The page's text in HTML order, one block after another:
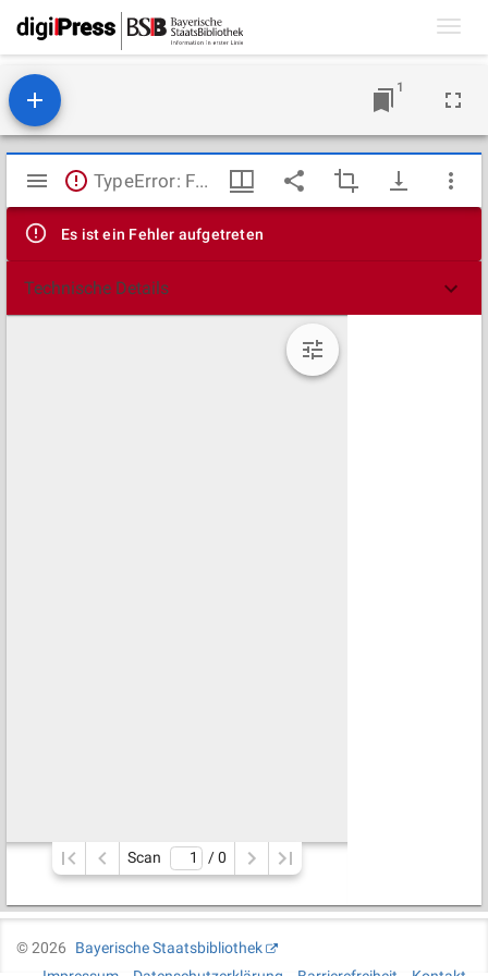
1
Mirador
Viewer
TypeError: Failed to fetch
Es ist ein Fehler aufgetreten
Technische Details
Scan / 0
©2026
Bayerische Staatsbibliothek